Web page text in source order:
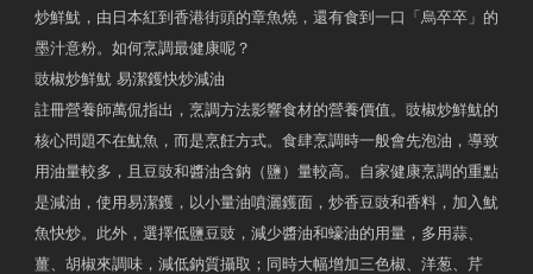
炒鮮魷，由日本紅到香港街頭的章魚燒，還有食到一口「烏卒卒」的
墨汁意粉。如何烹調最健康呢？
豉椒炒鮮魷 易潔鑊快炒減油
註冊營養師萬侃指出，烹調方法影響食材的營養價值。豉椒炒鮮魷的
核心問題不在魷魚，而是烹飪方式。食肆烹調時一般會先泡油，導致
用油量較多，且豆豉和醬油含鈉（鹽）量較高。自家健康烹調的重點
是減油，使用易潔鑊，以小量油噴灑鑊面，炒香豆豉和香料，加入魷
魚快炒。此外，選擇低鹽豆豉，減少醬油和蠔油的用量，多用蒜、
薑、胡椒來調味，減低鈉質攝取；同時大幅增加三色椒、洋葱、芹